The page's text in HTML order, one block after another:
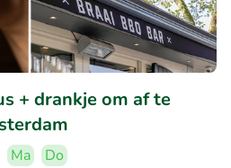
+ drankje om af te
Ma
Do